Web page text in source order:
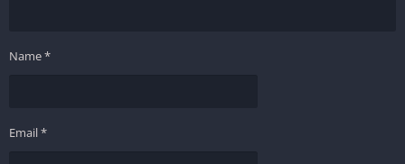
Name*
Email*